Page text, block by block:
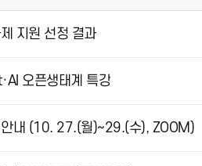
지원 선정 결과
오픈생태계 특강
안내 (10. 27.(월)~29.(수), ZOOM)